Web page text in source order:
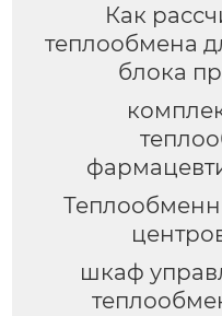
Как
теплообмена
блока
шкаф